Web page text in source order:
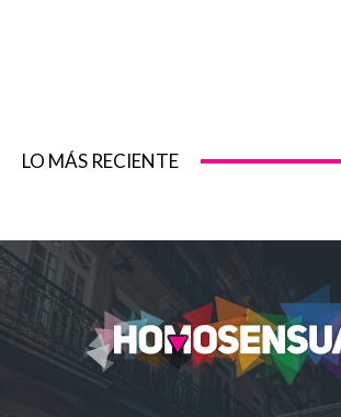
LO MÁS RECIENTE